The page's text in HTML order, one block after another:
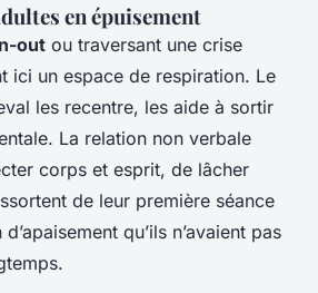
en épuisement
out ou traversant une crise
ici un espace de respiration. Le
les recentre, les aide à sortir
La relation non verbale
corps et esprit, de lâcher
de leur première séance
qu’ils n’avaient pas